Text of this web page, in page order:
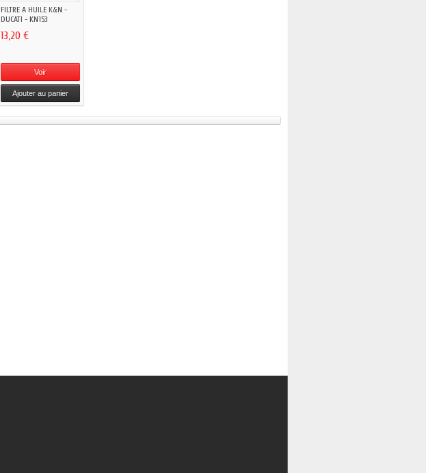
FILTRE A HUILE K&N -
DUCATI - KN153
13,20 €
Voir
Ajouter au panier